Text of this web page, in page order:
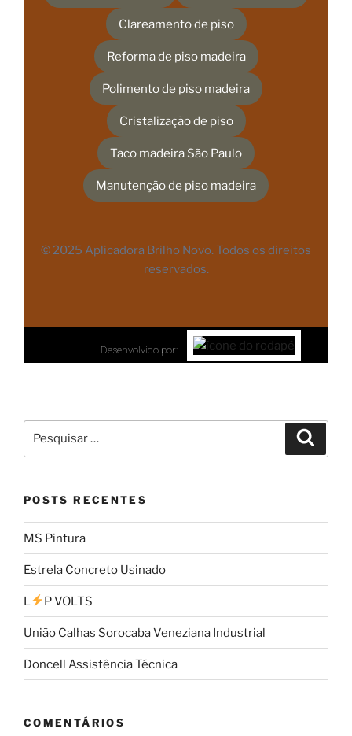
Clareamento de piso
Reforma de piso madeira
Polimento de piso madeira
Cristalização de piso
Taco madeira São Paulo
Manutenção de piso madeira
© 2025 Aplicadora Brilho Novo. Todos os direitos
reservados.
Desenvolvido por:
POSTS RECENTES
MS Pintura
Estrela Concreto Usinado
L P VOLTS
União Calhas Sorocaba Veneziana Industrial
Doncell Assistência Técnica
COMENTÁRIOS